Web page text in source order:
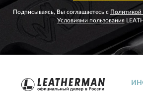
Подписываясь, Вы соглашаетесь с Политикой
Условиями пользования